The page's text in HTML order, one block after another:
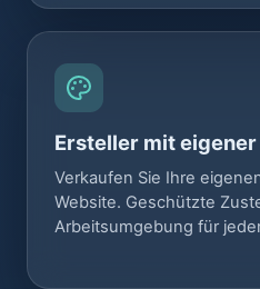
Ersteller mit
Verkaufen Sie Ihre
Website. Geschützte
Arbeitsumgebung für